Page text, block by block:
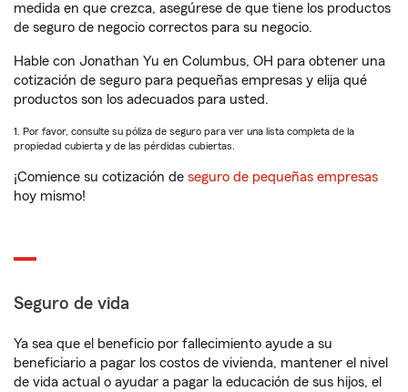
medida en que crezca, asegúrese de que tiene los productos
de seguro de negocio correctos para su negocio.
Hable con Jonathan Yu en Columbus, OH para obtener una
cotización de seguro para pequeñas empresas y elija qué
productos son los adecuados para usted.
1. Por favor, consulte su póliza de seguro para ver una lista completa de la
propiedad cubierta y de las pérdidas cubiertas.
¡Comience su cotización de seguro de pequeñas empresas
hoy mismo!
Seguro de vida
Ya sea que el beneficio por fallecimiento ayude a su
beneficiario a pagar los costos de vivienda, mantener el nivel
de vida actual o ayudar a pagar la educación de sus hijos, el